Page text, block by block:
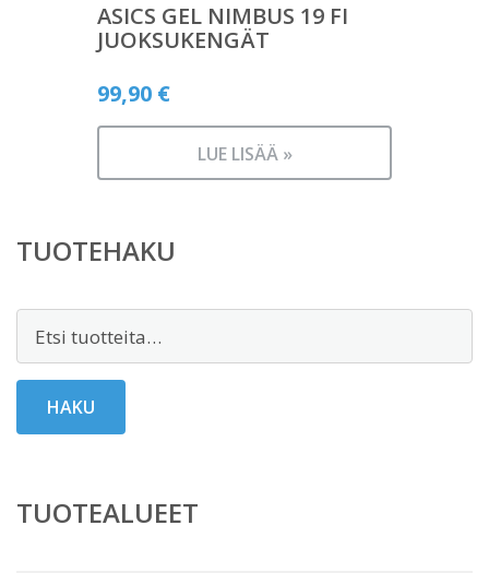
ASICS GEL NIMBUS 19 FI
JUOKSUKENGÄT
99,90 €
LUE LISÄÄ »
TUOTEHAKU
HAKU
TUOTEALUEET